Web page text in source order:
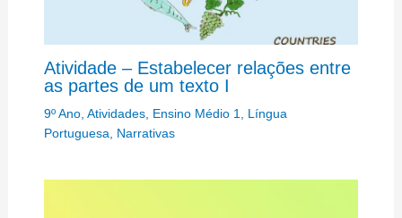
Atividade – Estabelecer relações entre
as partes de um texto I
9º Ano, Atividades, Ensino Médio 1
Língua
Portuguesa
Narrativas